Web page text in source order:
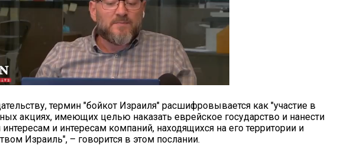
термин "бойкот Израиля" расшифровывается как "участие в
акциях, имеющих целью наказать еврейское государство и нанести
и интересам компаний, находящихся на его территории и
Израиль", – говорится в этом послании.